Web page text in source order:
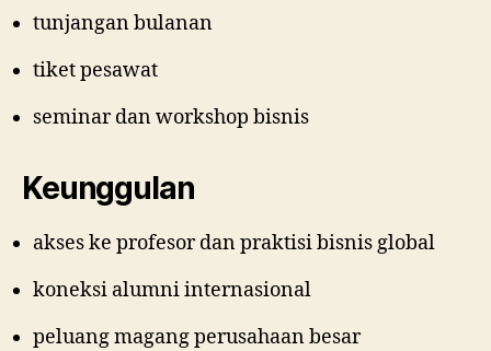
tunjangan bulanan
tiket pesawat
seminar dan workshop bisnis
Keunggulan
akses ke profesor dan praktisi bisnis global
koneksi alumni internasional
peluang magang perusahaan besar